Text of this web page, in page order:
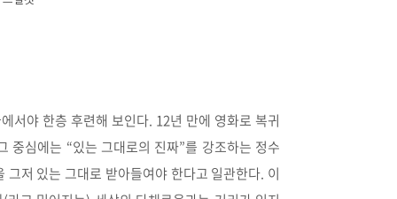
서야 한층 후련해 보인다. 12년 만에 영화로 복귀
중심에는 “있는 그대로의 진짜”를 강조하는 정수
저 있는 그대로 받아들여야 한다고 일관한다. 이